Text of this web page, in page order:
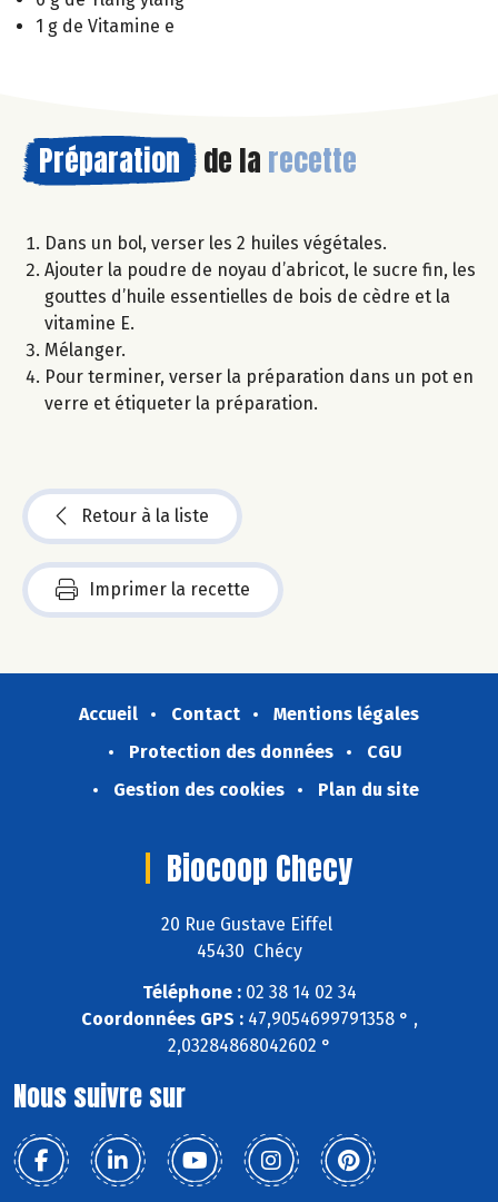
1 g de Vitamine e
Préparation de la recette
Dans un bol, verser les 2 huiles végétales.
Ajouter la poudre de noyau d’abricot, le sucre fin, les
gouttes d’huile essentielles de bois de cèdre et la
vitamine E.
Mélanger.
Pour terminer, verser la préparation dans un pot en
verre et étiqueter la préparation.
Retour à la liste
Imprimer la recette
Accueil Contact
Mentions légales
Protection des données
CGU
Gestion des cookies
Plan du site
Biocoop Checy
20 Rue Gustave Eiffel
45430 Chécy
Téléphone :02 38 14 02 34
Coordonnées GPS :47,9054699791358 ° ,
2,03284868042602 °
Nous suivre sur